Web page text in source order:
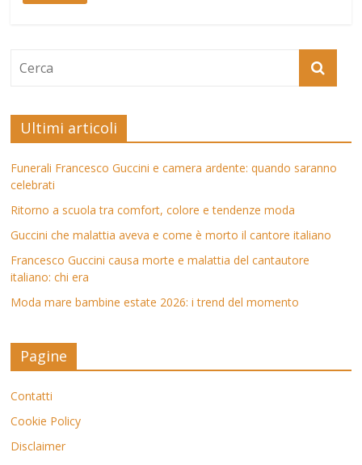
Ultimi articoli
Funerali Francesco Guccini e camera ardente: quando saranno
celebrati
Ritorno a scuola tra comfort, colore e tendenze moda
Guccini che malattia aveva e come è morto il cantore italiano
Francesco Guccini causa morte e malattia del cantautore
italiano: chi era
Moda mare bambine estate 2026: i trend del momento
Pagine
Contatti
Cookie Policy
Disclaimer